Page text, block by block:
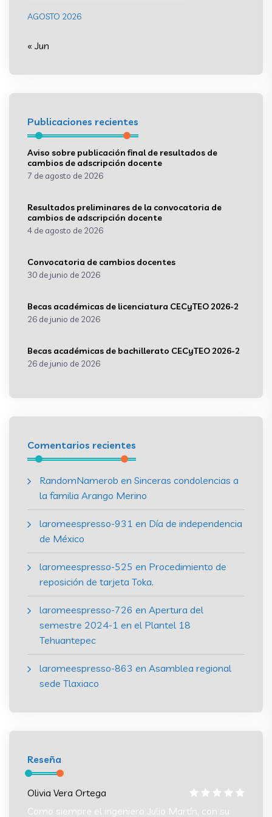
AGOSTO 2026
« Jun
Publicaciones recientes
Aviso sobre publicación final de resultados de
cambios de adscripción docente
7 de agosto de 2026
Resultados preliminares de la convocatoria de
cambios de adscripción docente
4 de agosto de 2026
Convocatoria de cambios docentes
30 de junio de 2026
Becas académicas de licenciatura CECyTEO 2026-2
26 de junio de 2026
Becas académicas de bachillerato CECyTEO 2026-2
26 de junio de 2026
Comentarios recientes
RandomNamerob en Sinceras condolencias a
la familia Arango Merino
laromeespresso-931 en Día de independencia
de México
laromeespresso-525 en Procedimiento de
reposición de tarjeta Toka.
laromeespresso-726 en Apertura del
semestre 2024-1 en el Plantel 18
Tehuantepec
laromeespresso-863 en Asamblea regional
sede Tlaxiaco
Reseña
Olivia Vera Ortega
Como siempre el ingeniero Julio Martín, con su